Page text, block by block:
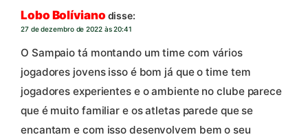
Lobo Bolíviano disse:
27 de dezembro de 2022 às 20:41
O Sampaio tá montando um time com vários
jogadores jovens isso é bom já que o time tem
jogadores experientes e o ambiente no clube parece
que é muito familiar e os atletas parede que se
encantam e com isso desenvolvem bem o seu